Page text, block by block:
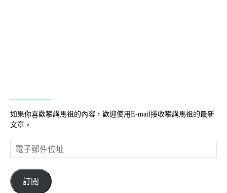
如果你喜歡攀講馬祖的內容，歡迎使用E-mail接收攀講馬祖的最新
文章。
電
子
件
位
訂閱